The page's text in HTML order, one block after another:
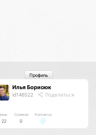
Илья Борисюк
id146522 Поделиться
22
Соликов
0
Контакты
Профиль